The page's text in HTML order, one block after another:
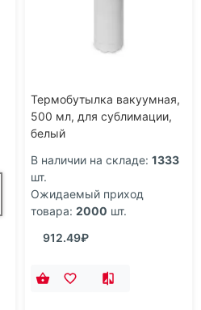
Термобутылка вакуумная,
500 мл, для сублимации,
белый
В наличии на складе: 1333
шт.
Ожидаемый приход
товара: 2000 шт.
912.49₽